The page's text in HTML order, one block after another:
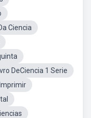
Ciencia
DeCiencia 1 Serie